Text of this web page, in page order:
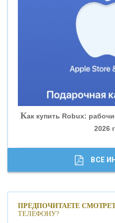
«ВНЕШПРОМБАНК»
«БАНК ГЛОБЭКС»
«СОВКОМБАНК»
«ГАЗПРОМБАНК»
«МОСКОВСКИЙ
Как купить Robux:
2026
ВСЕ
ПРЕДПОЧИТАЕТЕ
ТЕЛЕФОНУ?